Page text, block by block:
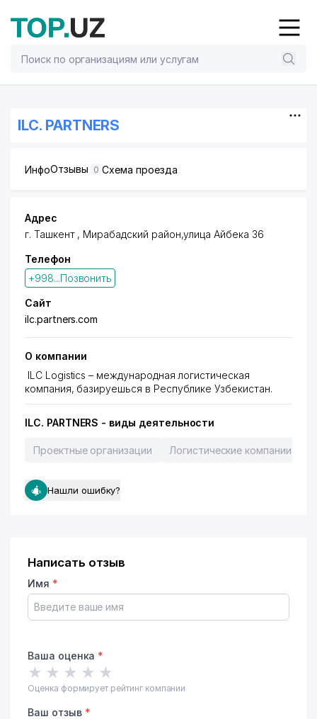
ILC. PARTNERS
ИнфоОтзывы 0 Схема проезда
Адрес
г. Ташкент , Мирабадский район,улица Айбека 36
Телефон
+998...Позвонить
Сайт
ilc.partners.com
О компании
ILC Logistics – международная логистическая
компания, базируешься в Республике Узбекистан.
ILC. PARTNERS - виды деятельности
Проектные организации Логистические компании
Нашли ошибку?
Написать отзыв
Имя *
Ваша оценка *
★ ★ ★ ★ ★
Оценка формирует рейтинг компании
Ваш отзыв *